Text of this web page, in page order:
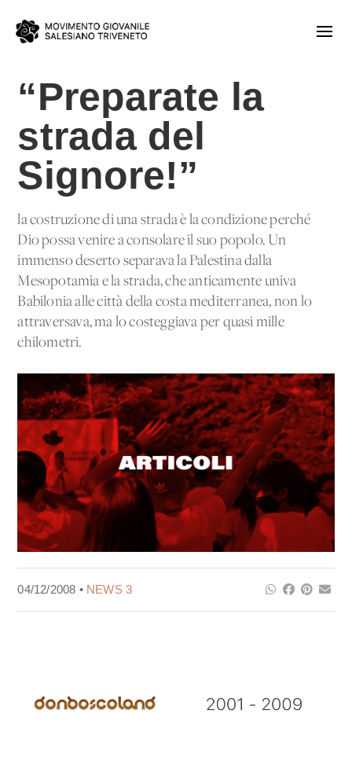
“Preparate la
strada del
Signore!”
la costruzione di una strada è la condizione perché
Dio possa venire a consolare il suo popolo. Un
immenso deserto separava la Palestina dalla
Mesopotamia e la strada, che anticamente univa
Babilonia alle città della costa mediterranea, non lo
attraversava, ma lo costeggiava per quasi mille
chilometri.
04/12/2008 • NEWS 3